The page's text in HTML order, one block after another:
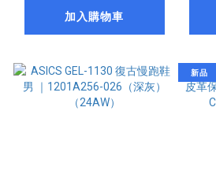
加入購物車
新品